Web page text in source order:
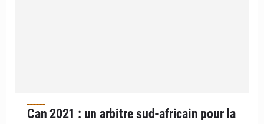
Can 2021 : un arbitre sud-africain pour la